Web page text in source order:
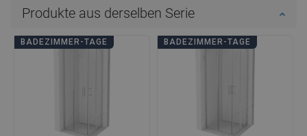
Produkte aus derselben Serie
BADEZIMMER-TAGE BADEZIMMER-TAGE